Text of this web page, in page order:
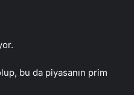
bu da piyasanın prim